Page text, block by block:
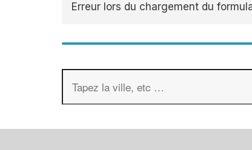
Erreur lors du chargement du